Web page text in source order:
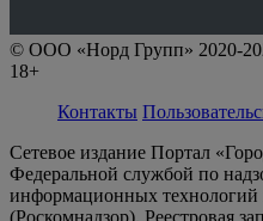
© ООО «Норд Групп» 2020-
18+
Контакты
Сетевое издание Портал
Федеральной службой по
информационных
(Роскомнадзор). Реестровая